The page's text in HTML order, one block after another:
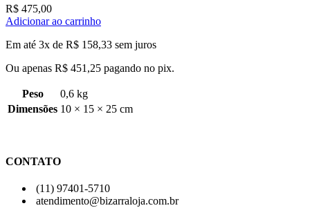
R$ 475,00
Adicionar ao carrinho
Em até 3x de R$ 158,33 sem juros
Ou apenas R$ 451,25 pagando no pix.
Peso
0,6 kg
Dimensões 10 × 15 × 25 cm
CONTATO
(11) 97401-5710
atendimento@bizarraloja.com.br